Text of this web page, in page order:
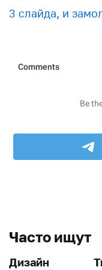
3 слайда, и
Часто ищут
Дизайн